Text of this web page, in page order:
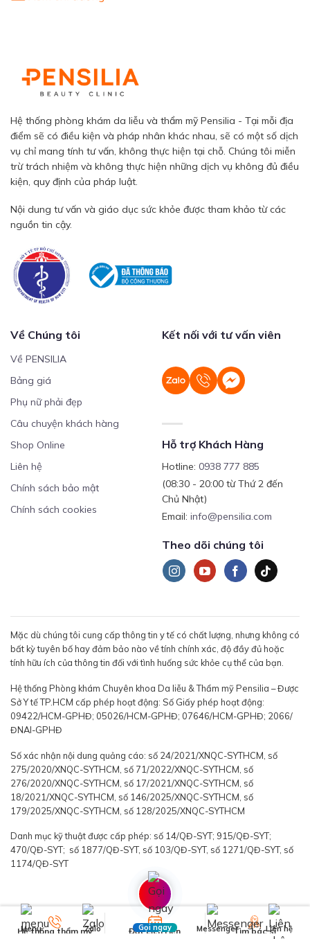
Hệ thống phòng khám da liễu và thẩm mỹ Pensilia - Tại mỗi địa
điểm sẽ có điều kiện và pháp nhân khác nhau, sẽ có một số dịch
vụ chỉ mang tính tư vấn, không thực hiện tại chỗ. Chúng tôi miễn
trừ trách nhiệm và không thực hiện những dịch vụ không đủ điều
kiện, quy định của pháp luật.
Nội dung tư vấn và giáo dục sức khỏe được tham khảo từ các
nguồn tin cậy.
Về Chúng tôi
Về PENSILIA
Bảng giá
Phụ nữ phải đẹp
Câu chuyện khách hàng
Shop Online
Liên hệ
Chính sách bảo mật
Chính sách cookies
Kết nối với tư vấn viên
Hỗ trợ Khách Hàng
Hotline: 0938 777 885
(08:30 - 20:00 từ Thứ 2 đến
Chủ Nhật)
Email: info@pensilia.com
Theo dõi chúng tôi
Mặc dù chúng tôi cung cấp thông tin y tế có chất lượng, nhưng không có
bất kỳ tuyên bố hay đảm bảo nào về tính chính xác, độ đầy đủ hoặc
tính hữu ích của thông tin đối với tình huống sức khỏe cụ thể của bạn.
Hệ thống Phòng khám Chuyên khoa Da liễu & Thẩm mỹ Pensilia – Được
Sở Y tế TP.HCM cấp phép hoạt động: Số Giấy phép hoạt động:
09422/HCM-GPHĐ; 05026/HCM-GPHĐ; 07646/HCM-GPHĐ; 2066/
ĐNAI-GPHĐ
Số xác nhận nội dung quảng cáo: số 24/2021/XNQC-SYTHCM, số
275/2020/XNQC-SYTHCM, số 71/2022/XNQC-SYTHCM, số
276/2020/XNQC-SYTHCM, số 17/2021/XNQC-SYTHCM, số
18/2021/XNQC-SYTHCM, số 146/2025/XNQC-SYTHCM, số
179/2025/XNQC-SYTHCM, số 128/2025/XNQC-SYTHCM
Danh mục kỹ thuật được cấp phép: số 14/QĐ-SYT; 915/QĐ-SYT;
470/QĐ-SYT; số 1877/QĐ-SYT, số 103/QĐ-SYT, số 1271/QĐ-SYT, số
1174/QĐ-SYT
Hệ thống thẩm mỹ Đặt Lịch Hẹn Tìm bác sĩ
Menu Zalo Gọi ngay Messenger Liên hệ